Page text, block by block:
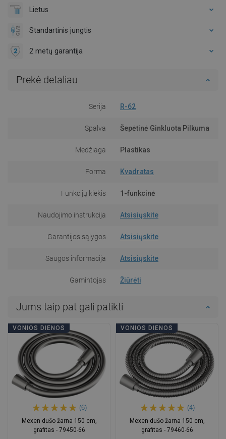
Lietus
Standartinis jungtis
2 metų garantija
Prekė detaliau
Serija R-62
Spalva Šepėtinė Ginkluota Pilkuma
Medžiaga Plastikas
Forma Kvadratas
Funkcijų kiekis 1-funkcinė
Naudojimo instrukcija Atsisiųskite
Garantijos sąlygos Atsisiųskite
Saugos informacija Atsisiųskite
Gamintojas Žiūrėti
Jums taip pat gali patikti
VONIOS DIENOS
(6)
Mexen dušo žarna 150 cm,
grafitas - 79450-66
VONIOS DIENOS
(4)
Mexen dušo žarna 150 cm,
grafitas - 79460-66